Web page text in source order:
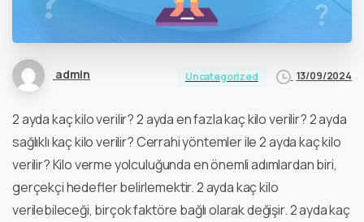
admin Uncategorized 13/09/2024
2 ayda kaç kilo verilir? 2 ayda en fazla kaç kilo verilir? 2 ayda
sağlıklı kaç kilo verilir? Cerrahi yöntemler ile 2 ayda kaç kilo
verilir? Kilo verme yolculuğunda en önemli adımlardan biri,
gerçekçi hedefler belirlemektir. 2 ayda kaç kilo
verilebileceği, birçok faktöre bağlı olarak değişir. 2 ayda kaç